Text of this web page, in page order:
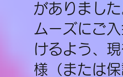
がありまし
ムーズにご
けるよう、
様（または保